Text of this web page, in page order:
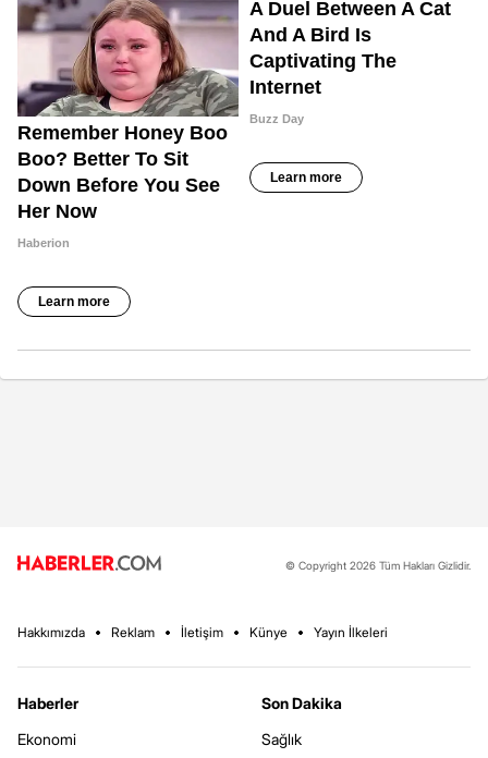
© Copyright 2026 Tüm Hakları Gizlidir.
Hakkımızda Reklam İletişim Künye Yayın İlkeleri
Haberler
Ekonomi
Son Dakika
Sağlık